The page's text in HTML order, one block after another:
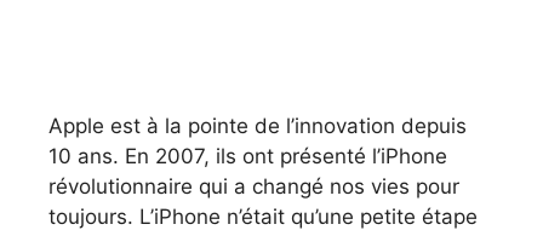
Apple est à la pointe de l’innovation depuis
10 ans. En 2007, ils ont présenté l’iPhone
révolutionnaire qui a changé nos vies pour
toujours. L’iPhone n’était qu’une petite étape